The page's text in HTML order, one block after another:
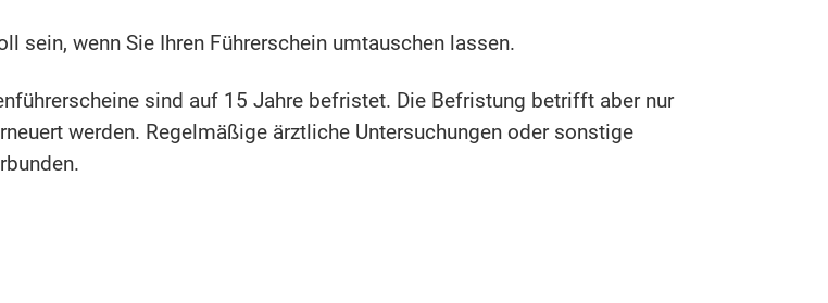
sein, wenn Sie Ihren Führerschein umtauschen lassen.
sind auf 15 Jahre befristet. Die Befristung betrifft aber nur
werden. Regelmäßige ärztliche Untersuchungen oder sonstige